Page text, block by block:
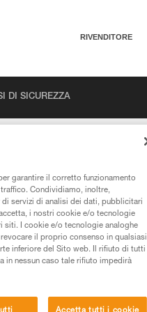
RIVENDITORE
DI SICUREZZA
di
queste
garantire il corretto funzionamento
traffico. Condividiamo, inoltre,
di servizi di analisi dei dati, pubblicitari
i nostri cookie e/o tecnologie
siti. I cookie e/o tecnologie analoghe
il proprio consenso in qualsiasi
inferiore del Sito web. Il rifiuto di tutti
in nessun caso tale rifiuto impedirà